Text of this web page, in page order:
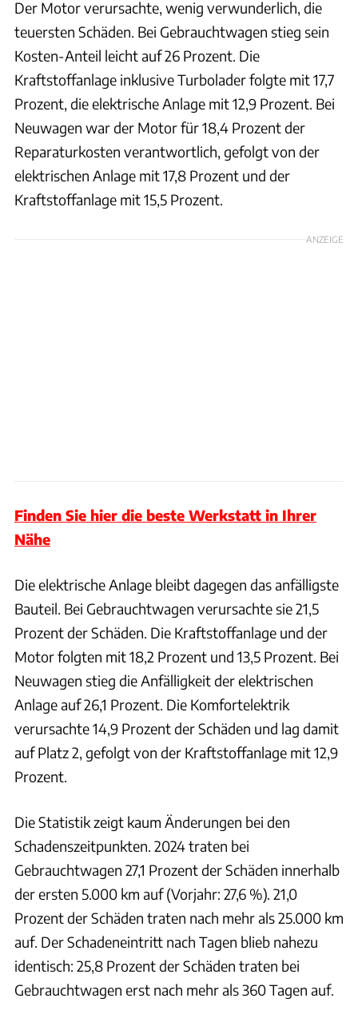
Der Motor verursachte, wenig verwunderlich, die
teuersten Schäden. Bei Gebrauchtwagen stieg sein
Kosten-Anteil leicht auf 26 Prozent. Die
Kraftstoffanlage inklusive Turbolader folgte mit 17,7
Prozent, die elektrische Anlage mit 12,9 Prozent. Bei
Neuwagen war der Motor für 18,4 Prozent der
Reparaturkosten verantwortlich, gefolgt von der
elektrischen Anlage mit 17,8 Prozent und der
Kraftstoffanlage mit 15,5 Prozent.
ANZEIGE
Finden Sie hier die beste Werkstatt in Ihrer
Nähe
Die elektrische Anlage bleibt dagegen das anfälligste
Bauteil. Bei Gebrauchtwagen verursachte sie 21,5
Prozent der Schäden. Die Kraftstoffanlage und der
Motor folgten mit 18,2 Prozent und 13,5 Prozent. Bei
Neuwagen stieg die Anfälligkeit der elektrischen
Anlage auf 26,1 Prozent. Die Komfortelektrik
verursachte 14,9 Prozent der Schäden und lag damit
auf Platz 2, gefolgt von der Kraftstoffanlage mit 12,9
Prozent.
Die Statistik zeigt kaum Änderungen bei den
Schadenszeitpunkten. 2024 traten bei
Gebrauchtwagen 27,1 Prozent der Schäden innerhalb
der ersten 5.000 km auf (Vorjahr: 27,6 %). 21,0
Prozent der Schäden traten nach mehr als 25.000 km
auf. Der Schadeneintritt nach Tagen blieb nahezu
identisch: 25,8 Prozent der Schäden traten bei
Gebrauchtwagen erst nach mehr als 360 Tagen auf.